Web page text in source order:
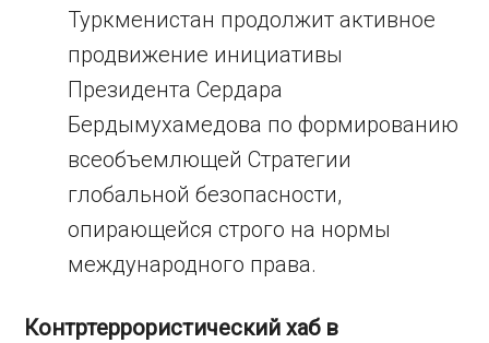
Туркменистан продолжит активное
продвижение инициативы
Президента Сердара
Бердымухамедова по формированию
всеобъемлющей Стратегии
глобальной безопасности,
опирающейся строго на нормы
международного права.
Контртеррористический хаб в